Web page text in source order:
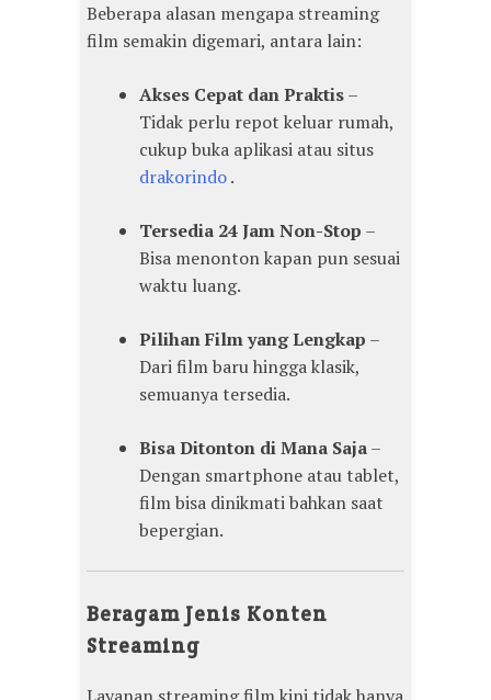
Beberapa alasan mengapa streaming
film semakin digemari, antara lain:
Akses Cepat dan Praktis–
Tidak perlu repot keluar rumah,
cukup buka aplikasi atau situs
drakorindo.
Tersedia 24 Jam Non-Stop –
Bisa menonton kapan pun sesuai
waktu luang.
Pilihan Film yang Lengkap –
Dari film baru hingga klasik,
semuanya tersedia.
Bisa Ditonton di Mana Saja–
Dengan smartphone atau tablet,
film bisa dinikmati bahkan saat
bepergian.
Beragam Jenis Konten
Streaming